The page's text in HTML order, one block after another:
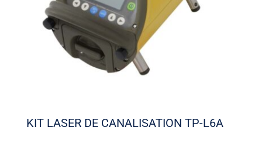
KIT LASER DE CANALISATION TP-L6A